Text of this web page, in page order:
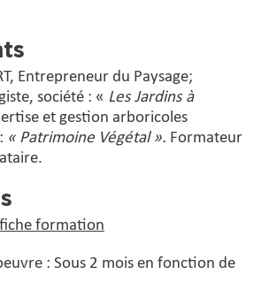
Entrepreneur du Paysage;
société : « Les Jardins à
et gestion arboricoles
« Patrimoine Végétal ». Formateur
formation
: Sous 2 mois en fonction de